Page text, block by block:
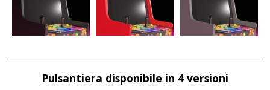
Pulsantiera disponibile in 4 versioni